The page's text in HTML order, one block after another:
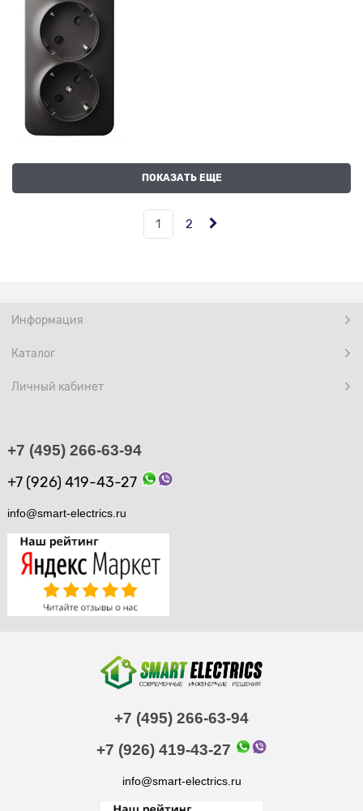
ПОКАЗАТЬ ЕЩЕ
1 2
Информация
Каталог
Личный кабинет
+7 (495) 266-63-94
+7 (926) 419-43-27
info@smart-electrics.ru
+7 (495) 266-63-94
+7 (926) 419-43-27
info@smart-electrics.ru